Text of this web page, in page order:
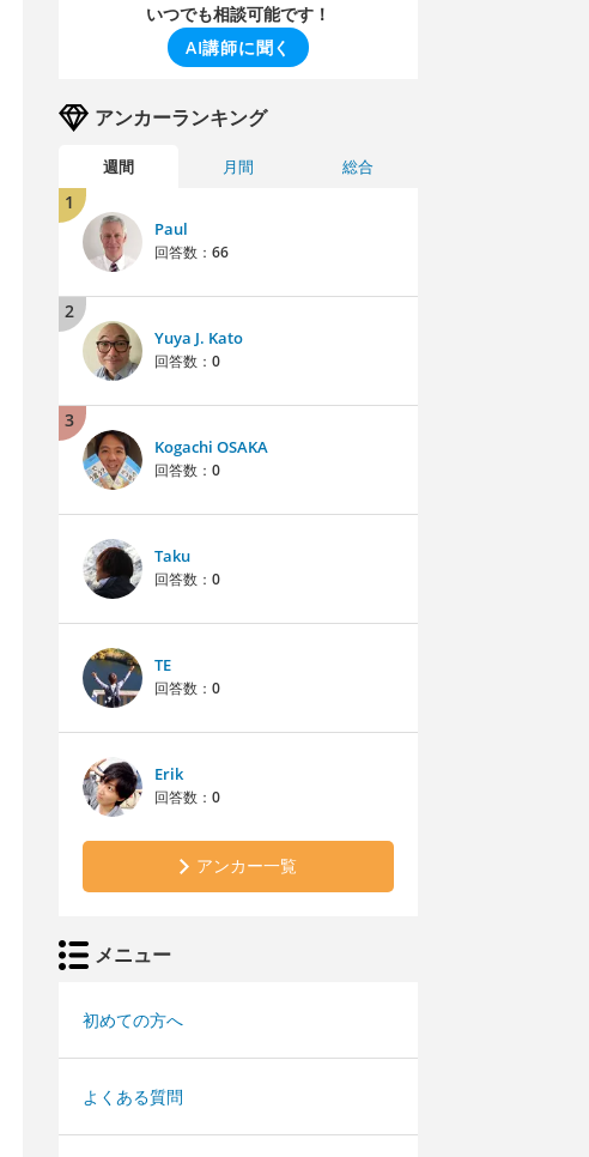
いつでも相談可能です！
AI講師に聞く
アンカーランキング
週間 月間 総合
1
Paul
回答数： 66
2
Yuya J. Kato
回答数： 0
3
Kogachi OSAKA
回答数： 0
Taku
回答数： 0
TE
回答数： 0
Erik
回答数： 0
アンカー一覧
メニュー
初めての方へ
よくある質問